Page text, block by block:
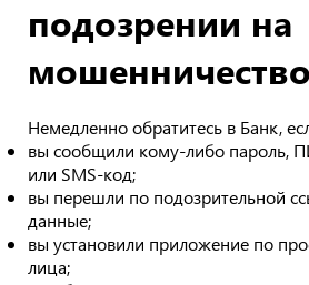
подозрении на
мошенничество
Немедленно обратитесь в Банк,
вы сообщили кому-либо пароль,
или SMS-код;
вы перешли по подозрительной
данные;
вы установили приложение по
лица;